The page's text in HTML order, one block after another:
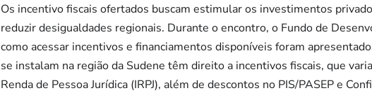
Os incentivo fiscais ofertados buscam estimular os investimentos
reduzir desigualdades regionais. Durante o encontro, o Fundo de
como acessar incentivos e financiamentos disponíveis foram
se instalam na região da Sudene têm direito a incentivos fiscais, que
Renda de Pessoa Jurídica (IRPJ), além de descontos no PIS/PASEP e